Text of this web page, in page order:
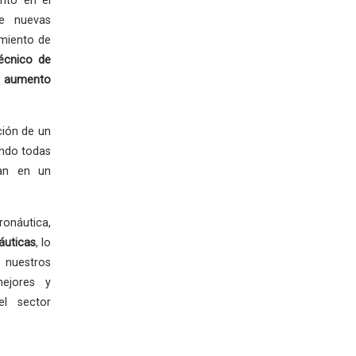
nuevas
de
de
de un
todas
en un
, lo
y
sector